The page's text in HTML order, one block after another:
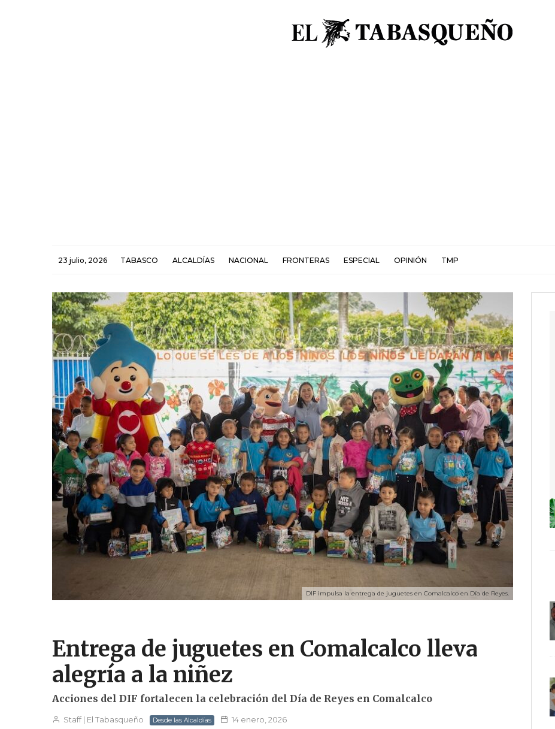
23 julio, 2026 TABASCO ALCALDÍAS NACIONAL FRONTERAS ESPECIAL OPINIÓN TMP
DIF impulsa la entrega de juguetes en Comalcalco en Día de Reyes.
Entrega de juguetes en Comalcalco lleva
alegría a la niñez
Acciones del DIF fortalecen la celebración del Día de Reyes en Comalcalco
Staff | El Tabasqueño Desde las Alcaldías 14 enero, 2026